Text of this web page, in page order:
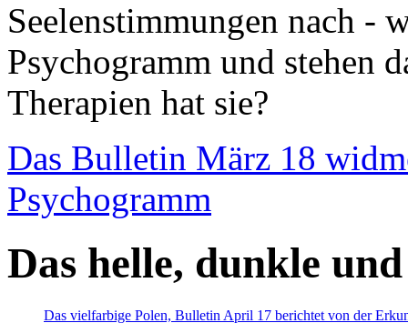
Seelenstimmungen nach -
Psychogramm und stehen
Therapien hat sie?
Das Bulletin März 18
Psychogramm
Das helle, dunkle
Das vielfarbige Polen, Bulletin April 17 berichtet von der